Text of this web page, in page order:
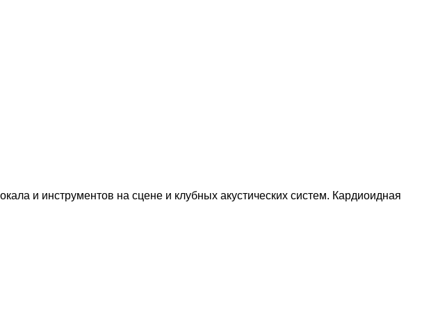
и инструментов на сцене и клубных акустических систем. Кардиоидная